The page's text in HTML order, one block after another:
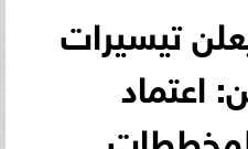
تيسيرات
اعتماد